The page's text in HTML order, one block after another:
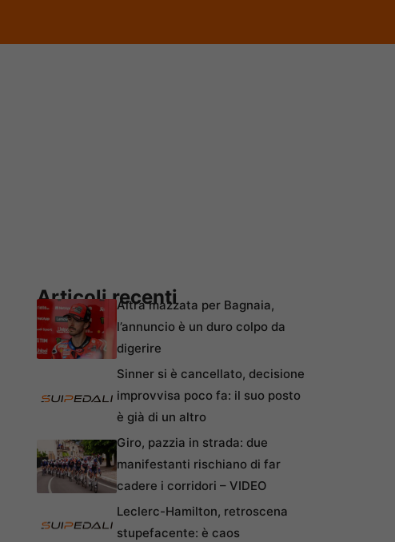
Articoli recentiAltra mazzata per Bagnaia,
l’annuncio è un duro colpo da
digerire
Sinner si è cancellato, decisione
improvvisa poco fa: il suo posto
è già di un altro
Giro, pazzia in strada: due
manifestanti rischiano di far
cadere i corridori – VIDEO
Leclerc-Hamilton, retroscena
stupefacente: è caos